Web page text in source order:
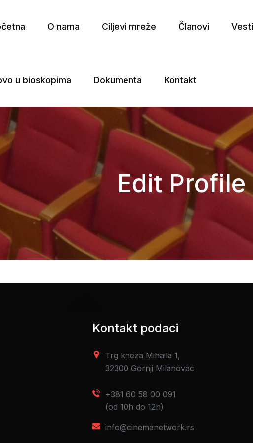
O nama Ciljevi mreže Članovi Vesti
u bioskopima Dokumenta Kontakt
Edit Profile
Kontakt podaci
Trg kneza Mihaila 1,
32300 Gornji Milanovac
+381 60 58 00 091
(od 10h do 12h)
info@cinemanetwork.rs